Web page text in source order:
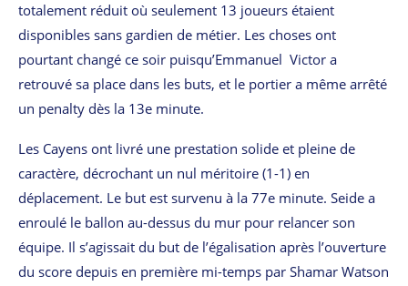
totalement réduit où seulement 13 joueurs étaient
disponibles sans gardien de métier. Les choses ont
pourtant changé ce soir puisqu’Emmanuel Victor a
retrouvé sa place dans les buts, et le portier a même arrêté
un penalty dès la 13e minute.
Les Cayens ont livré une prestation solide et pleine de
caractère, décrochant un nul méritoire (1-1) en
déplacement. Le but est survenu à la 77e minute. Seide a
enroulé le ballon au-dessus du mur pour relancer son
équipe. Il s’agissait du but de l’égalisation après l’ouverture
du score depuis en première mi-temps par Shamar Watson